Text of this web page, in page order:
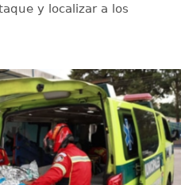
y localizar a los